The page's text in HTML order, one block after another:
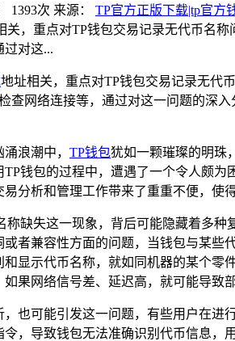
1393次 来源： TP官方正版下载|tp官方
关，重点对TP钱包交易记录无代币名
过对这...
地址相关，重点对TP钱包交易记录无代
查网络连接等，通过对这一问题的深
浪潮中， TP钱包犹如一颗璀璨的明珠
TP钱包的过程中，遭遇了一个令人颇
分析和管理工作带来了重重不便，使
称缺失这一现象，背后可能隐藏着多
者兼容性方面的问题，当钱包与某
显示代币名称，就如同机器的某个零
果网络信号差、延迟高，就可能导致
，也可能引发这一问题，有些用户在
，导致钱包无法准确识别代币信息